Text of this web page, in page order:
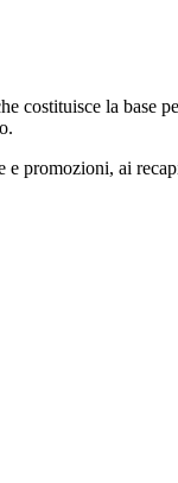
la base
promozioni, ai